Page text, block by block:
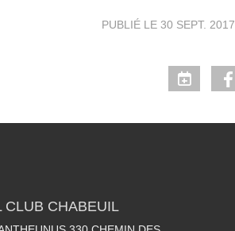
PUBLIÉ LE 30 SEPT. 2017
CLUB CHABEUIL